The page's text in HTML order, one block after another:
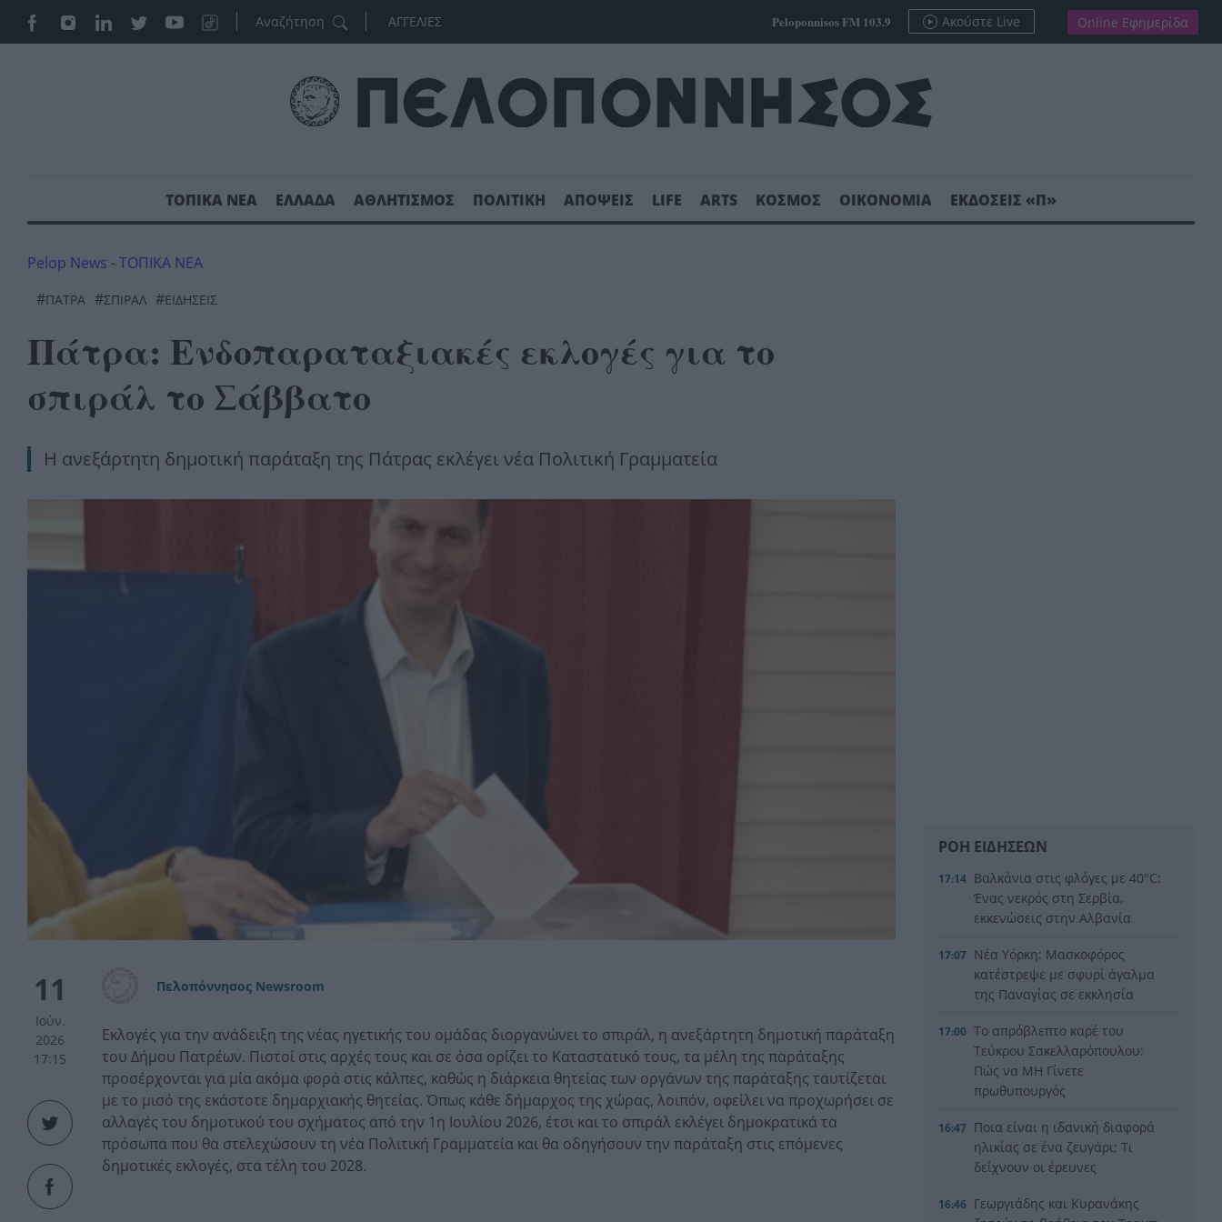
ΑΓΓΕΛΙΕΣ Peloponnisos FM 103.9 Ακούστε Live Online Εφημερίδα
ΤΟΠΙΚΑ ΝΕΑ ΕΛΛΑΔΑ ΑΘΛΗΤΙΣΜΟΣ ΠΟΛΙΤΙΚΗ ΑΠΟΨΕΙΣ LIFE ARTS ΚΟΣΜΟΣ ΟΙΚΟΝΟΜΙΑ ΕΚΔΟΣΕΙΣ «Π»
Pelop News -ΤΟΠΙΚΑ ΝΕΑ
#ΠΆΤΡΑ #ΣΠΙΡΑΛ #ΕΙΔΗΣΕΙΣ
Πάτρα: Ενδοπαραταξιακές εκλογές για το
σπιράλ το Σάββατο
Η ανεξάρτητη δημοτική παράταξη της Πάτρας εκλέγει νέα Πολιτική Γραμματεία
11
Ιούν.
2026
17:15
Πελοπόννησος Newsroom
Εκλογές για την ανάδειξη της νέας ηγετικής του ομάδας διοργανώνει το σπιράλ, η ανεξάρτητη δημοτική παράταξη
του Δήμου Πατρέων. Πιστοί στις αρχές τους και σε όσα ορίζει το Καταστατικό τους, τα μέλη της παράταξης
προσέρχονται για μία ακόμα φορά στις κάλπες, καθώς η διάρκεια θητείας των οργάνων της παράταξης ταυτίζεται
με το μισό της εκάστοτε δημαρχιακής θητείας. Όπως κάθε δήμαρχος της χώρας, λοιπόν, οφείλει να προχωρήσει σε
αλλαγές του δημοτικού του σχήματος από την 1η Ιουλίου 2026, έτσι και το σπιράλ εκλέγει δημοκρατικά τα
πρόσωπα που θα στελεχώσουν τη νέα Πολιτική Γραμματεία και θα οδηγήσουν την παράταξη στις επόμενες
δημοτικές εκλογές, στα τέλη του 2028.
ΡΟΗ ΕΙΔΗΣΕΩΝ
17:14 Βαλκάνια στις φλόγες με 40°C:
Ένας νεκρός στη Σερβία,
εκκενώσεις στην Αλβανία
17:07 Νέα Υόρκη: Μασκοφόρος
κατέστρεψε με σφυρί άγαλμα
της Παναγίας σε εκκλησία
17:00 Το απρόβλεπτο καρέ του
Τεύκρου Σακελλαρόπουλου:
Πώς να ΜΗ Γίνετε
πρωθυπουργός
16:47 Ποια είναι η ιδανική διαφορά
ηλικίας σε ένα ζευγάρι; Τι
δείχνουν οι έρευνες
16:46 Γεωργιάδης και Κυρανάκης